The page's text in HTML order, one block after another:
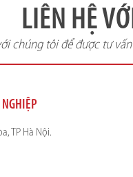
LIÊN HỆ
chúng tôi để được tư
NGHIỆP
TP Hà Nội.